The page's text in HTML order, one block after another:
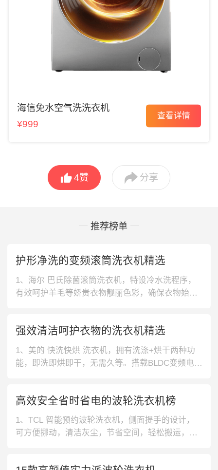
海信免水空气洗洗衣机
¥999
查看详情
4赞  分享
推荐榜单
护形净洗的变频滚筒洗衣机精选
1、海尔 巴氏除菌滚筒洗衣机，特设冷水洗程序，
有效呵护羊毛等娇贵衣物靓丽色彩，确保衣物始终
永磁BLDC电机确保动力精确输出，降低运行噪音。
配合525mm大直径内筒及变频三维立体洗，带来高
效衣物洗护体验。3、
强效清洁呵护衣物的洗衣机精选
1、美的 快洗快烘 洗衣机，拥有洗涤+烘干两种功
能，即洗即烘即干，无需久等。搭载BLDC变频电
音，实现静音洗涤。支持双重蒸汽抗菌除螨，多种
洗涤程序，满足多样使用需求。3、小天鹅 银离子
除菌 洗衣机，搭载纳米
高效安全省时省电的波轮洗衣机榜
1、TCL 智能预约波轮洗衣机，侧面提手的设计，
可方便挪动，清洁灰尘，节省空间，轻松搬运，省